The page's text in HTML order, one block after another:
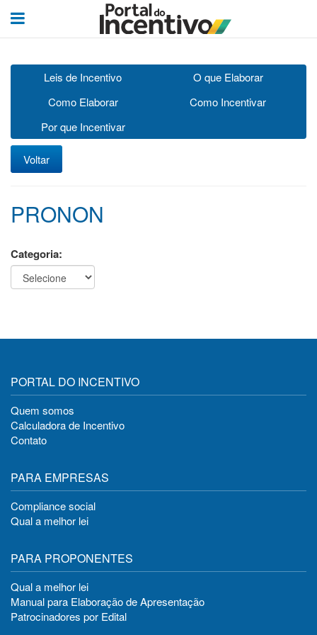
Leis de Incentivo
O que Elaborar
Como Elaborar
Como Incentivar
Por que Incentivar
Voltar
PRONON
Categoria:
PORTAL DO INCENTIVO
Quem somos
Calculadora de Incentivo
Contato
PARA EMPRESAS
Compliance social
Qual a melhor lei
PARA PROPONENTES
Qual a melhor lei
Manual para Elaboração de Apresentação
Patrocinadores por Edital